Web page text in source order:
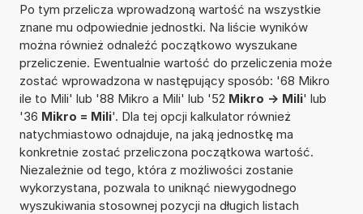
Po tym przelicza wprowadzoną wartość na wszystkie
znane mu odpowiednie jednostki. Na liście wyników
można również odnaleźć początkowo wyszukane
przeliczenie. Ewentualnie wartość do przeliczenia może
zostać wprowadzona w następujący sposób: '68 Mikro
ile to Mili' lub '88 Mikro a Mili' lub '52 Mikro -> Mili' lub
'36 Mikro = Mili'. Dla tej opcji kalkulator również
natychmiastowo odnajduje, na jaką jednostkę ma
konkretnie zostać przeliczona początkowa wartość.
Niezależnie od tego, która z możliwości zostanie
wykorzystana, pozwala to uniknąć niewygodnego
wyszukiwania stosownej pozycji na długich listach